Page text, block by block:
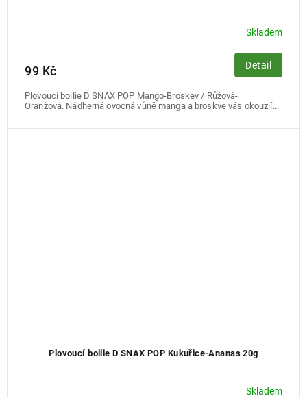
Skladem
99 Kč Detail
Plovoucí boilie D SNAX POP Mango-Broskev / Růžová-
Oranžová. Nádherná ovocná vůně manga a broskve vás okouzlí...
Plovoucí boilie D SNAX POP Kukuřice-Ananas 20g
Skladem